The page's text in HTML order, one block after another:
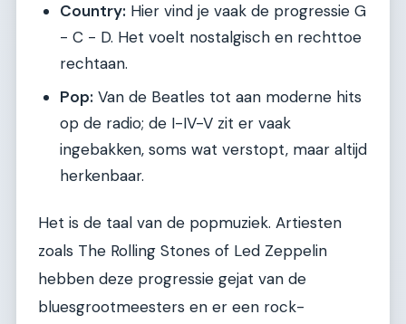
Country: Hier vind je vaak de progressie G
- C - D. Het voelt nostalgisch en rechttoe
rechtaan.
Pop: Van de Beatles tot aan moderne hits
op de radio; de I-IV-V zit er vaak
ingebakken, soms wat verstopt, maar altijd
herkenbaar.
Het is de taal van de popmuziek. Artiesten
zoals The Rolling Stones of Led Zeppelin
hebben deze progressie gejat van de
bluesgrootmeesters en er een rock-